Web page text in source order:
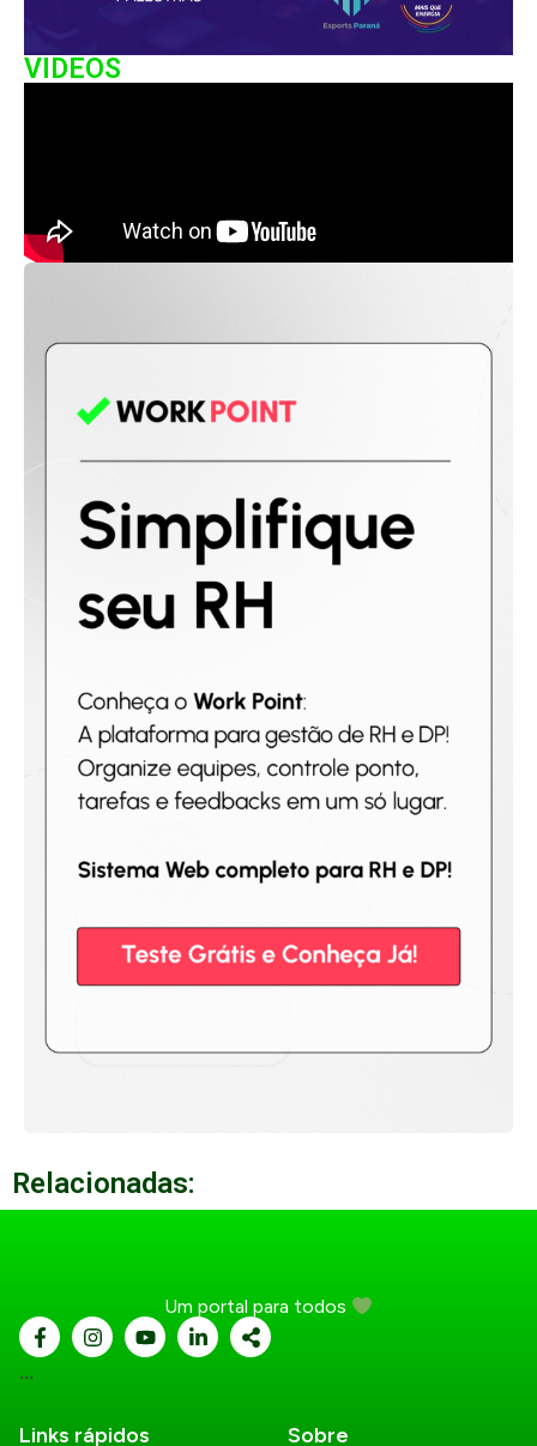
VIDEOS
Relacionadas:
Um portal para todos
...
Links rápidos Sobre